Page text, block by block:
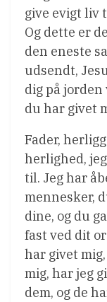
give evigt liv
Og dette er
den eneste
udsendt,
dig på
du har givet
Fader,
herlighed,
til. Jeg har
mennesker,
dine, og du
fast ved dit
har givet
mig, har jeg
dem, og de